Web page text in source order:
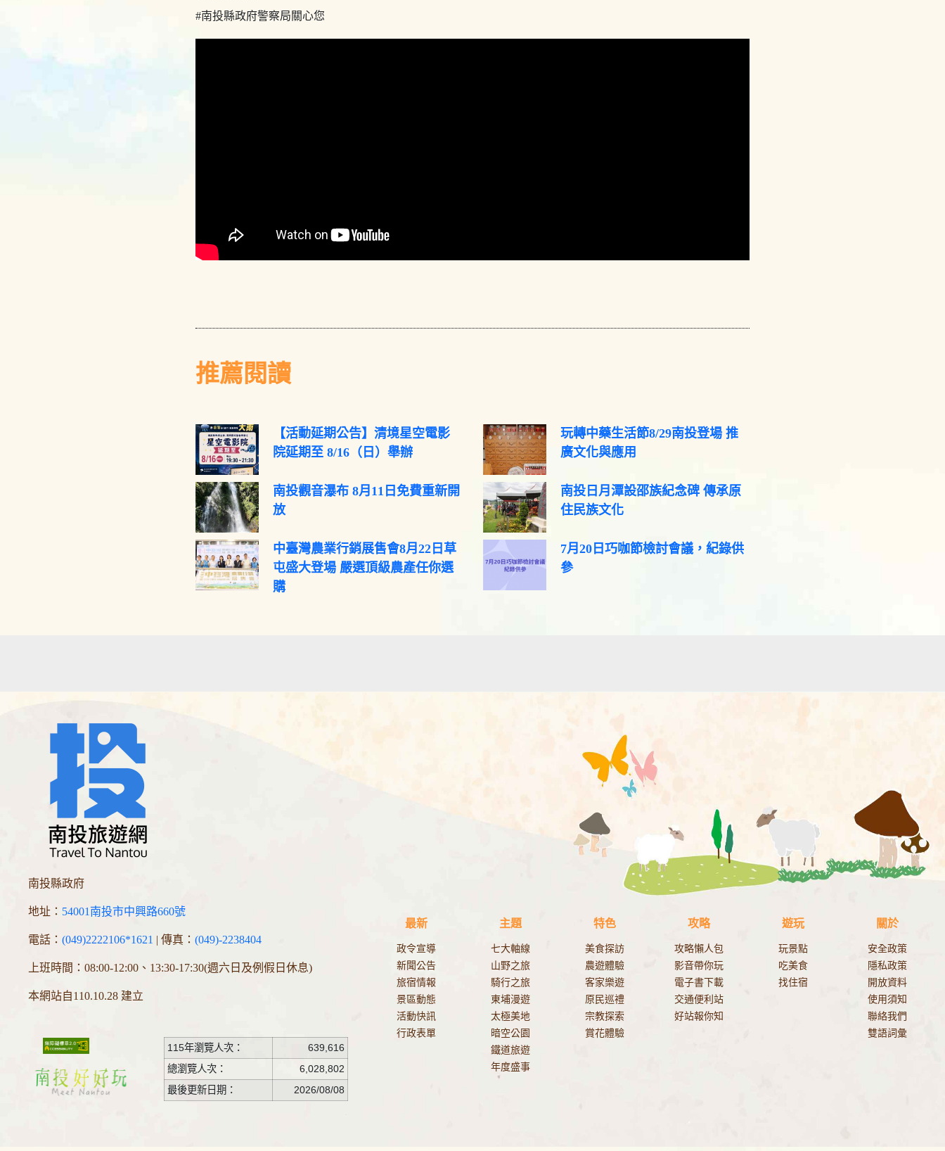
#南投縣政府警察局關心您
推薦閱讀
【活動延期公告】清境星空電影
院延期至 8/16（日）舉辦
玩轉中藥生活節8/29南投登場 推
廣文化與應用
南投觀音瀑布 8月11日免費重新開
放
南投日月潭設邵族紀念碑 傳承原
住民族文化
中臺灣農業行銷展售會8月22日草
屯盛大登場 嚴選頂級農產任你選
購
7月20日巧咖節檢討會議，紀錄供
參
南投縣政府
地址： 54001南投市中興路660號
電話： (049)2222106*1621 | 傳真： (049)-2238404
上班時間：08:00-12:00、13:30-17:30(週六日及例假日休息)
本網站自110.10.28 建立
115年瀏覽人次：
639,616
總瀏覽人次：
6,028,802
最後更新日期：
2026/08/08
最新
政令宣導
新聞公告
旅宿情報
景區動態
活動快訊
行政表單
主題
七大軸線
山野之旅
騎行之旅
東埔漫遊
太極美地
暗空公園
鐵道旅遊
年度盛事
特色
美食探訪
農遊體驗
客家樂遊
原民巡禮
宗教探索
賞花體驗
攻略
攻略懶人包
影音帶你玩
電子書下載
交通便利站
好站報你知
遊玩
玩景點
吃美食
找住宿
關於
安全政策
隱私政策
開放資料
使用須知
聯絡我們
雙語詞彙